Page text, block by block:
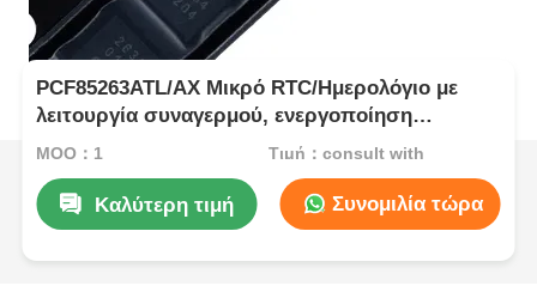
PCF85263ATL/AX Μικρό RTC/Ημερολόγιο με
λειτουργία συναγερμού, ενεργοποίηση
μπαταρίας, εισαγωγή χρονογραφίας και I2C-
MOQ：1 Τιμή：consult with
Καλύτερη τιμή Συνομιλία τώρα